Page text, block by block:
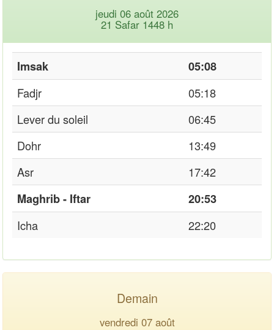
jeudi 06 août 2026
21 Safar 1448 h
Imsak
05:08
Fadjr
05:18
Lever du soleil
06:45
Dohr
13:49
Asr
17:42
Maghrib - Iftar
20:53
Icha
22:20
Demain
vendredi 07 août